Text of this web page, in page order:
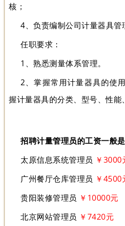
核；
4、负责编制公司计量器具管
任职要求：
1、熟悉测量体系管理。
2、掌握常用计量器具的使
握计量器具的分类、型号、性能
招聘计量管理员的工资一般
太原信息系统管理员 ￥3000
广州餐厅仓库管理员 ￥4500
贵阳装修管理员 ￥10000元
北京网站管理员 ￥7420元